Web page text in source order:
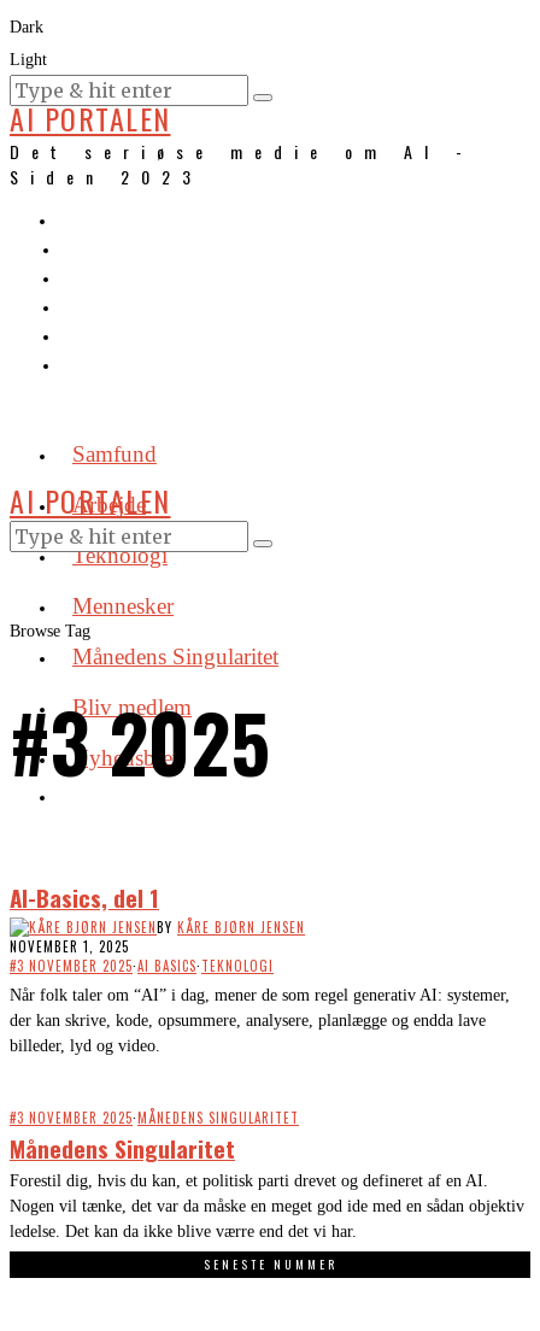
Dark
Light
KURSER
AI PORTALEN
Det seriøse medie om AI -
Siden 2023
Samfund
Arbejde
Teknologi
Mennesker
Månedens Singularitet
Bliv medlem
Nyhedsbrev
AI PORTALEN
Browse Tag
#3 2025
AI-Basics, del 1
BY KÅRE BJØRN JENSEN
NOVEMBER 1, 2025
#3 NOVEMBER 2025·AI BASICS·TEKNOLOGI
Når folk taler om “AI” i dag, mener de som regel generativ AI: systemer,
der kan skrive, kode, opsummere, analysere, planlægge og endda lave
billeder, lyd og video.
#3 NOVEMBER 2025·MÅNEDENS SINGULARITET
Månedens Singularitet
Forestil dig, hvis du kan, et politisk parti drevet og defineret af en AI.
Nogen vil tænke, det var da måske en meget god ide med en sådan objektiv
ledelse. Det kan da ikke blive værre end det vi har.
SENESTE NUMMER